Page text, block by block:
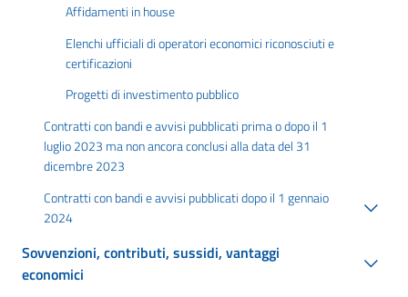
Affidamenti in house
Elenchi ufficiali di operatori economici riconosciuti e
certificazioni
Progetti di investimento pubblico
Contratti con bandi e avvisi pubblicati prima o dopo il 1
luglio 2023 ma non ancora conclusi alla data del 31
dicembre 2023
Contratti con bandi e avvisi pubblicati dopo il 1 gennaio
2024
Sovvenzioni, contributi, sussidi, vantaggi
economici